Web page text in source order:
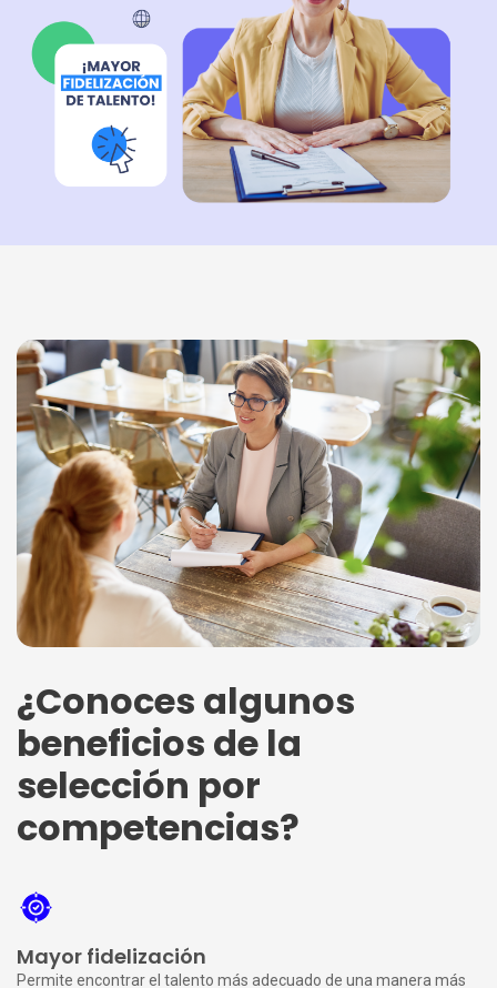
¿Conoces algunos
beneficios de la
selección por
competencias?
Mayor fidelización
Permite encontrar el talento más adecuado de una manera más